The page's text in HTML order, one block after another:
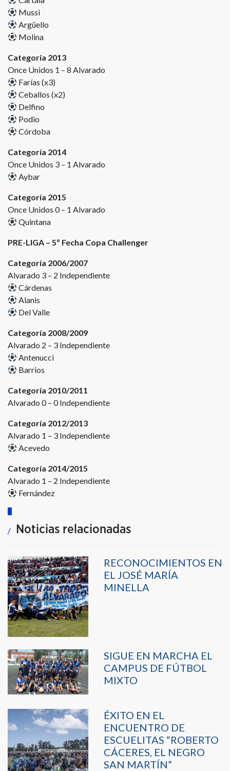
Mussi
Argüello
Molina
Categoría 2013
Once Unidos 1 – 8 Alvarado
Farías (x3)
Ceballos (x2)
Delfino
Podio
Córdoba
Categoría 2014
Once Unidos 3 – 1 Alvarado
Aybar
Categoría 2015
Once Unidos 0 – 1 Alvarado
Quintana
PRE-LIGA – 5º Fecha Copa Challenger
Categoría 2006/2007
Alvarado 3 – 2 Independiente
Cárdenas
Alanis
Del Valle
Categoría 2008/2009
Alvarado 2 – 3 Independiente
Antenucci
Barrios
Categoría 2010/2011
Alvarado 0 – 0 Independiente
Categoría 2012/2013
Alvarado 1 – 3 Independiente
Acevedo
Categoría 2014/2015
Alvarado 1 – 2 Independiente
Fernández
Noticias relacionadas
RECONOCIMIENTOS EN
EL JOSÉ MARÍA
MINELLA
SIGUE EN MARCHA EL
CAMPUS DE FÚTBOL
MIXTO
ÉXITO EN EL
ENCUENTRO DE
ESCUELITAS “ROBERTO
CÁCERES, EL NEGRO
SAN MARTÍN”